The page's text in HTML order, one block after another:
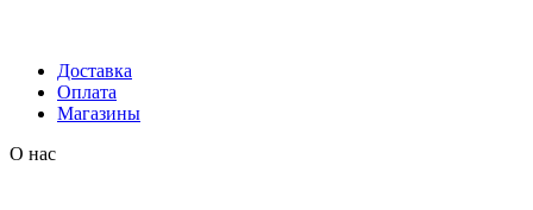
Доставка
Оплата
Магазины
О нас